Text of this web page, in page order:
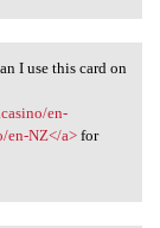
I use this card on
en-
en-NZ</a>for